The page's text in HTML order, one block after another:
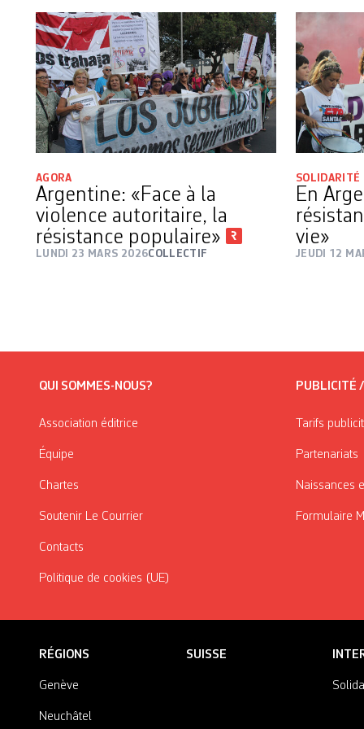
AGORA
Argentine: «Face à la
violence autoritaire, la
résistance populaire»
LUNDI 23 MARS 2026COLLECTIF
SOLIDARITÉ
En
vie»
JEUDI 12
QUI SOMMES-NOUS?
Association éditrice
Équipe
Chartes
Soutenir Le Courrier
Contacts
Politique de cookies (UE)
PUBLICITÉ
Tarifs
Partenariats
Naissances
Formulaire
RÉGIONS
Genève
Neuchâtel
SUISSE